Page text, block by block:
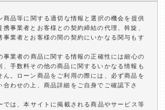
品等に関する適切な情報と選択の機会を提供
事業者とお客様との契約締結の代理、斡旋、
事業者とお客様の間の契約にいかなる関与もす
業者の商品に関する情報の正確性には細心の
、手数料その他の商品に関するいかなる情報も
ん。ローン商品をご利用の際には、必ず商品を
わせの上、商品詳細をご自身でご確認下さ
は、本サイトに掲載される商品やサービス等